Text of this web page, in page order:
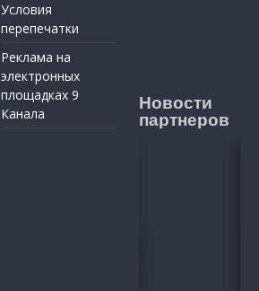
Условия
перепечатки
Реклама на
электронных
площадках 9
Канала
Новости
партнеров